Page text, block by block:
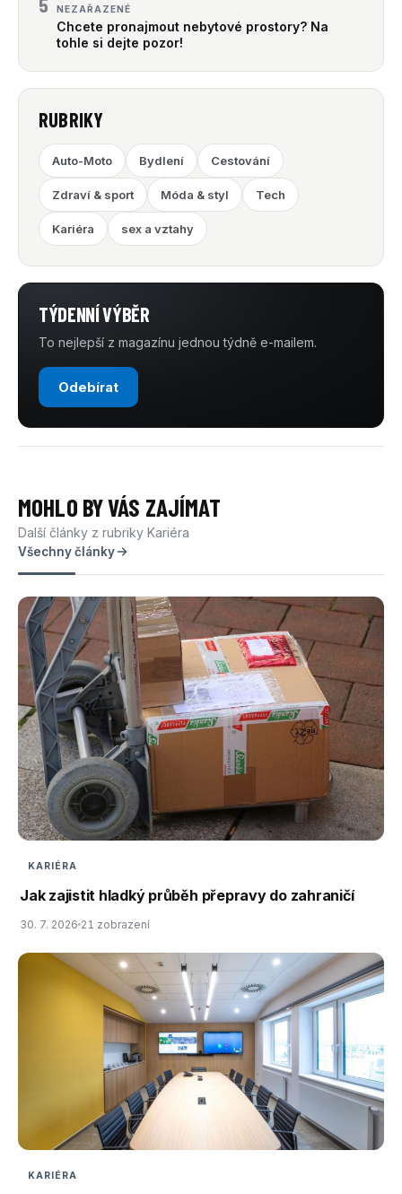
NEZAŘAZENÉ
Chcete pronajmout nebytové prostory? Na
tohle si dejte pozor!
RUBRIKY
Auto-Moto Bydlení Cestování
Zdraví & sport Móda & styl Tech
Kariéra sex a vztahy
TÝDENNÍ VÝBĚR
To nejlepší z magazínu jednou týdně e-mailem.
Odebírat
MOHLO BY VÁS ZAJÍMAT
Další články z rubriky Kariéra
Všechny články
KARIÉRA
Jak zajistit hladký průběh přepravy do zahraničí
30. 7. 2026 21 zobrazení
KARIÉRA